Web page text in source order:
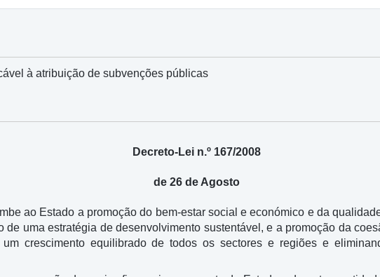
à atribuição de subvenções públicas
Decreto-Lei n.º 167/2008
de 26 de Agosto
ao Estado a promoção do bem-estar social e económico e da
de uma estratégia de desenvolvimento sustentável, e a promoção da
crescimento equilibrado de todos os sectores e regiões e